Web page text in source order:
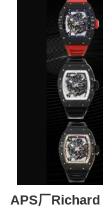
APS厂Richard